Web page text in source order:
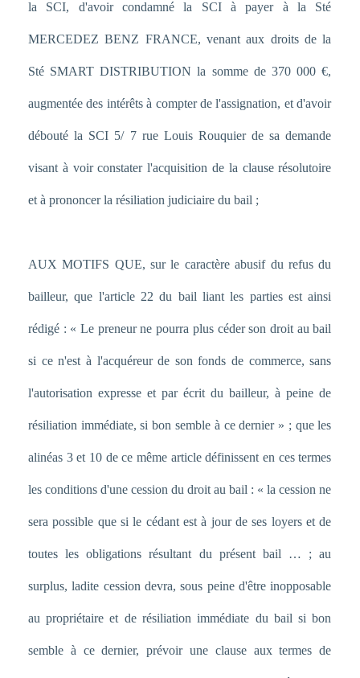
la SCI, d'avoir condamné la SCI à payer à la Sté
MERCEDEZ BENZ FRANCE, venant aux droits de la
Sté SMART DISTRIBUTION la somme de 370 000 €,
augmentée des intérêts à compter de l'assignation, et d'avoir
débouté la SCI 5/ 7 rue Louis Rouquier de sa demande
visant à voir constater l'acquisition de la clause résolutoire
et à prononcer la résiliation judiciaire du bail ;
AUX MOTIFS QUE, sur le caractère abusif du refus du
bailleur, que l'article 22 du bail liant les parties est ainsi
rédigé : « Le preneur ne pourra plus céder son droit au bail
si ce n'est à l'acquéreur de son fonds de commerce, sans
l'autorisation expresse et par écrit du bailleur, à peine de
résiliation immédiate, si bon semble à ce dernier » ; que les
alinéas 3 et 10 de ce même article définissent en ces termes
les conditions d'une cession du droit au bail : « la cession ne
sera possible que si le cédant est à jour de ses loyers et de
toutes les obligations résultant du présent bail … ; au
surplus, ladite cession devra, sous peine d'être inopposable
au propriétaire et de résiliation immédiate du bail si bon
semble à ce dernier, prévoir une clause aux termes de